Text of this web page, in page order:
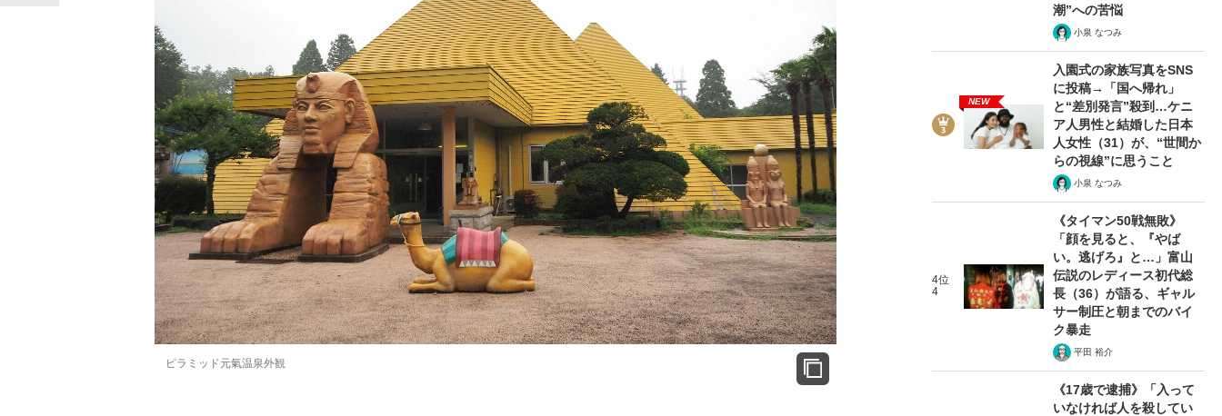
ピラミッド元氣温泉外観
潮”への苦悩
小泉 なつみ
NEW
入園式の家族写真をSNS
に投稿→「国へ帰れ」
と“差別発言”殺到…ケニ
ア人男性と結婚した日本
人女性（31）が、“世間か
らの視線”に思うこと
小泉 なつみ
4位
4
《タイマン50戦無敗》
「顔を見ると、『やば
い。逃げろ』と…」富山
伝説のレディース初代総
長（36）が語る、ギャル
サー制圧と朝までのバイ
ク暴走
平田 裕介
《17歳で逮捕》「入って
いなければ人を殺してい